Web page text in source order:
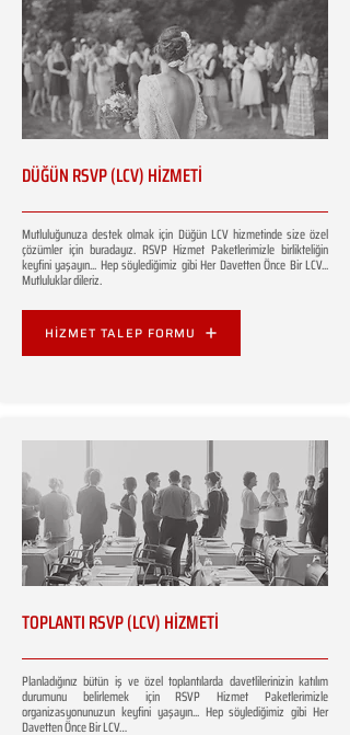
DÜĞÜN RSVP (LCV) HİZMETİ
Mutluluğunuza destek olmak için Düğün LCV hizmetinde size özel
çözümler için buradayız. RSVP Hizmet Paketlerimizle birlikteliğin
keyfini yaşayın... Hep söylediğimiz gibi Her Davetten Önce Bir LCV...
Mutluluklar dileriz.
HİZMET TALEP FORMU
TOPLANTI RSVP (LCV) HİZMETİ
Planladığınız bütün iş ve özel toplantılarda davetlilerinizin katılım
durumunu belirlemek için RSVP Hizmet Paketlerimizle
organizasyonunuzun keyfini yaşayın... Hep söylediğimiz gibi Her
Davetten Önce Bir LCV…